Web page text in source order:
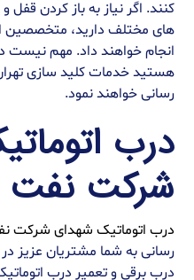
کنند. اگر نیاز به باز کردن
های مختلف دارید، متخصصین
انجام خواهند داد. مهم نیست
هستید خدمات کلید سازی
رسانی خواهند نمود.
درب
شرکت نفت
درب اتوماتیک شهدای شرکت
رسانی به شما مشتریان
درب برقی و تعمیر درب